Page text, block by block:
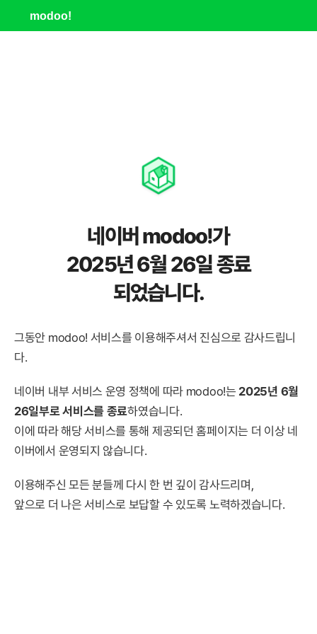
modoo!
네이버 modoo!가
2025년 6월 26일 종료
되었습니다.
그동안 modoo! 서비스를 이용해주셔서 진심으로 감사드립니
다.
네이버 내부 서비스 운영 정책에 따라 modoo!는 2025년 6월
26일부로 서비스를 종료하였습니다.
이에 따라 해당 서비스를 통해 제공되던 홈페이지는 더 이상 네
이버에서 운영되지 않습니다.
이용해주신 모든 분들께 다시 한 번 깊이 감사드리며,
앞으로 더 나은 서비스로 보답할 수 있도록 노력하겠습니다.